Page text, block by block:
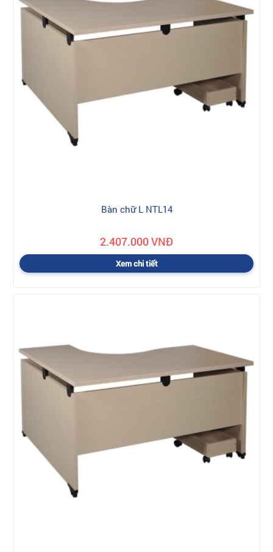
Bàn chữ L NTL14
2.407.000 VNĐ
Xem chi tiết